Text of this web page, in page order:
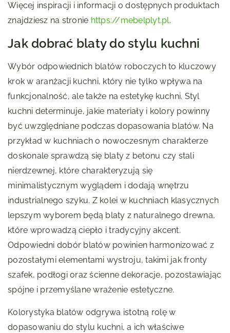
Więcej inspiracji i informacji o dostępnych produktach
znajdziesz na stronie https://mebelplyt.pl.
Jak dobrać blaty do stylu kuchni
Wybór odpowiednich blatów roboczych to kluczowy
krok w aranżacji kuchni, który nie tylko wpływa na
funkcjonalność, ale także na estetykę kuchni. Styl
kuchni determinuje, jakie materiały i kolory powinny
być uwzględniane podczas dopasowania blatów. Na
przykład w kuchniach o nowoczesnym charakterze
doskonale sprawdzą się blaty z betonu czy stali
nierdzewnej, które charakteryzują się
minimalistycznym wyglądem i dodają wnętrzu
industrialnego szyku. Z kolei w kuchniach klasycznych
lepszym wyborem będą blaty z naturalnego drewna,
które wprowadzą ciepło i tradycyjny akcent.
Odpowiedni dobór blatów powinien harmonizować z
pozostałymi elementami wystroju, takimi jak fronty
szafek, podłogi oraz ścienne dekoracje, pozostawiając
spójne i przemyślane wrażenie estetyczne.
Kolorystyka blatów odgrywa istotną rolę w
dopasowaniu do stylu kuchni, a ich właściwe